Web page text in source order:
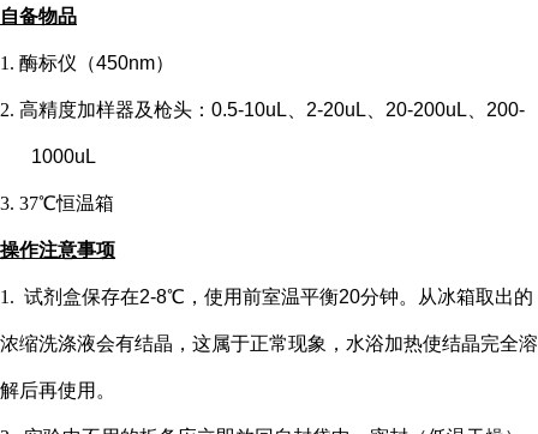
自备物品
1. 酶标仪（450nm）
2. 高精度加样器及枪头： 0.5-10uL、2-20uL、20-200uL、200-
1000uL
3. 37℃恒温箱
操作注意事项
1. 试剂盒保存在2-8℃，使用前室温平衡20分钟。从冰箱取出的
浓缩洗涤液会有结晶，这属于正常现象，水浴加热使结晶完全溶
解后再使用。